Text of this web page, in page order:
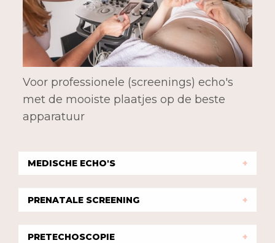
Voor professionele (screenings) echo's
met de mooiste plaatjes op de beste
apparatuur
MEDISCHE ECHO'S
PRENATALE SCREENING
PRETECHOSCOPIE